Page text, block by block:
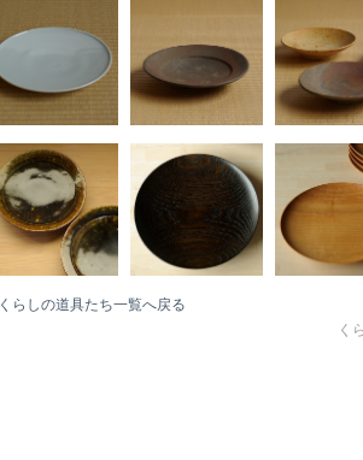
くらしの道具たち一覧へ戻る
く